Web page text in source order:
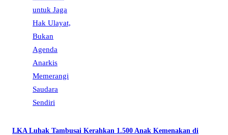
LKA Luhak Tambusai Kerahkan 1.500 Anak Kemenakan di